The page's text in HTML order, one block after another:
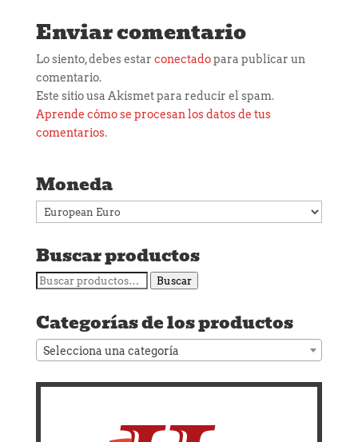
Enviar comentario
Lo siento, debes estar conectadopara publicar un
comentario.
Este sitio usa Akismet para reducir el spam.
Aprende cómo se procesan los datos de tus
comentarios.
Moneda
Buscar productos
Buscar
Buscar
Categorías de los productos
Selecciona una categoría